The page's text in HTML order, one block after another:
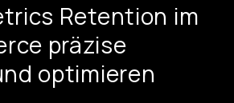
Retention im
präzise
optimieren